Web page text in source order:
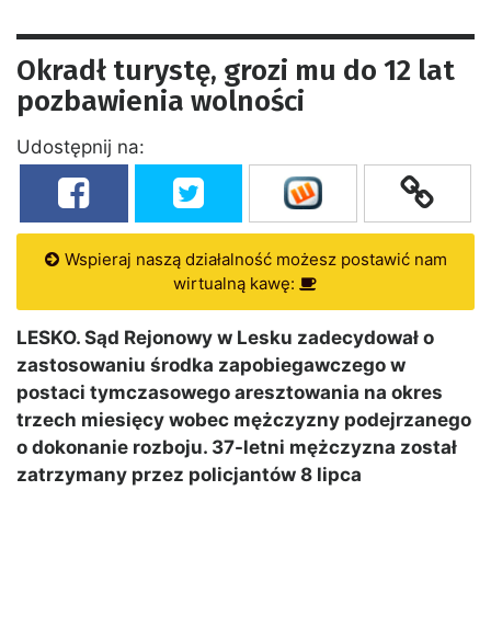
Okradł turystę, grozi mu do 12 lat
pozbawienia wolności
Udostępnij na:
Wspieraj naszą działalność możesz postawić nam
wirtualną kawę:
LESKO. Sąd Rejonowy w Lesku zadecydował o
zastosowaniu środka zapobiegawczego w
postaci tymczasowego aresztowania na okres
trzech miesięcy wobec mężczyzny podejrzanego
o dokonanie rozboju. 37-letni mężczyzna został
zatrzymany przez policjantów 8 lipca